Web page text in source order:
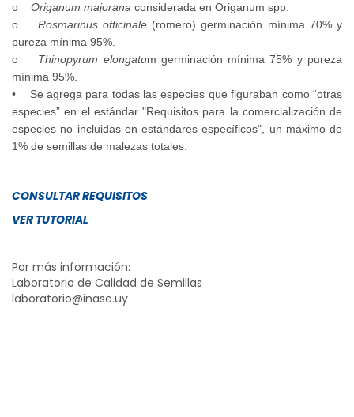
o Origanum majorana considerada en Origanum spp.
o Rosmarinus officinale (romero) germinación mínima 70% y
pureza mínima 95%.
o
Thinopyrum elongatum germinación mínima 75% y pureza
mínima 95%.
• Se agrega para todas las especies que figuraban como “otras
especies” en el estándar "Requisitos para la comercialización de
especies no incluidas en estándares específicos", un máximo de
1% de semillas de malezas totales.
CONSULTAR REQUISITOS
VER TUTORIAL
Por más información:
Laboratorio de Calidad de Semillas
laboratorio@inase.uy